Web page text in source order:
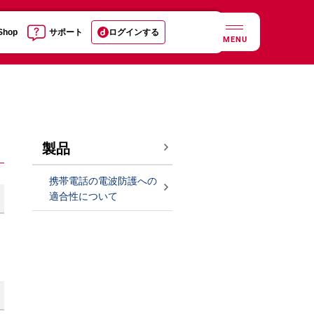
サポート ログインする
MENU
製品
携帯電話の電波防護への
適合性について